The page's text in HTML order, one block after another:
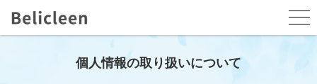
個人情報の取り扱いについて